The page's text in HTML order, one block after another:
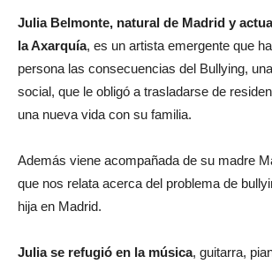
Julia Belmonte, natural de Madrid y
la Axarquía, es un artista emergente que
persona las consecuencias del Bullying,
social, que le obligó a trasladarse de
una nueva vida con su familia.
Además viene acompañada de su madre
que nos relata acerca del problema de
hija en Madrid.
Julia se refugió en la música, guitarra,